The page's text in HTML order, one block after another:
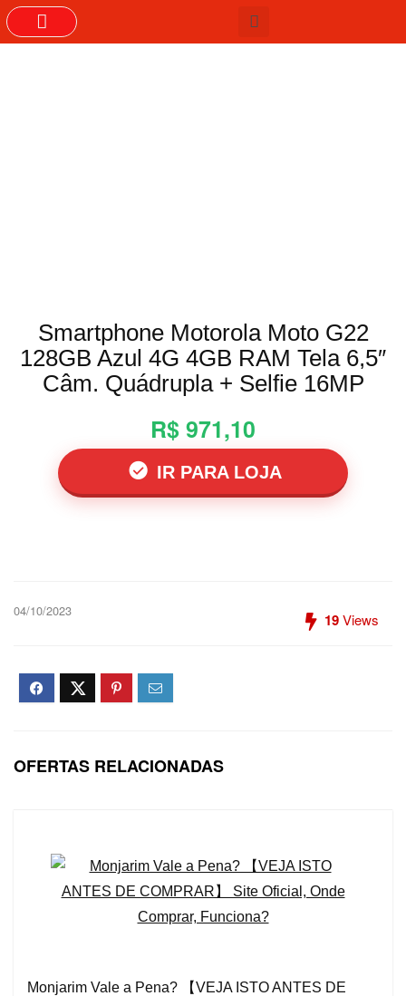
Smartphone Motorola Moto G22
128GB Azul 4G 4GB RAM Tela 6,5″
Câm. Quádrupla + Selfie 16MP
R$ 971,10
IR PARA LOJA
04/10/2023 19Views
OFERTAS RELACIONADAS
Monjarim Vale a Pena? 【VEJA ISTO ANTES DE